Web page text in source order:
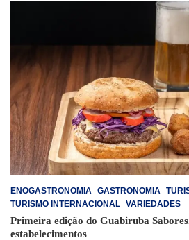
ENOGASTRONOMIA GASTRONOMIA
TURISMO INTERNACIONAL VARIEDADES
Primeira edição do Guabiruba
estabelecimentos